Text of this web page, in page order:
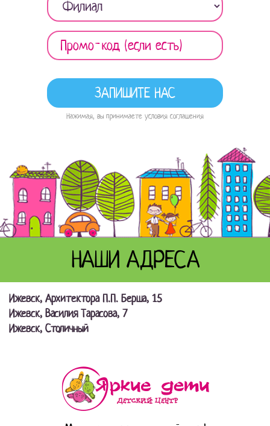
Нажимая, вы принимаете условия соглашения
НАШИ АДРЕСА
Ижевск, Архитектора П.П. Берша, 15
Ижевск, Василия Тарасова, 7
Ижевск, Столичный